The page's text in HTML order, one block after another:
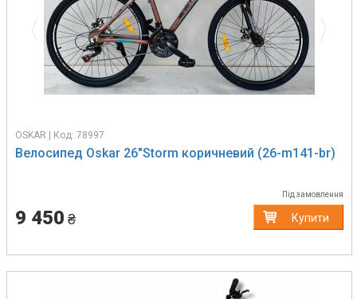
OSKAR | Код: 78997
Велосипед Oskar 26"Storm коричневий (26-m141-br)
Під замовлення
9 450 ₴ Купити